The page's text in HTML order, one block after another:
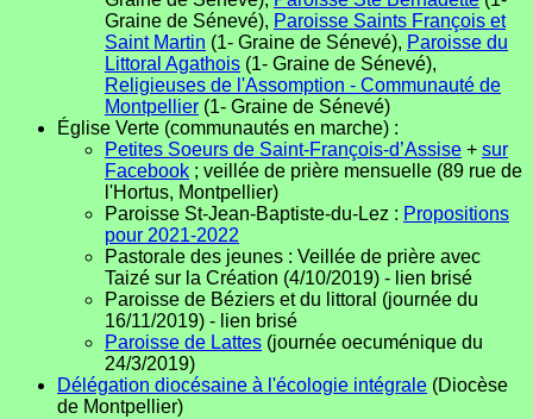
Graine de Sénevé), Paroisse Saints François et
Saint Martin (1- Graine de Sénevé), Paroisse du
Littoral Agathois (1- Graine de Sénevé),
Religieuses de l'Assomption - Communauté de
Montpellier (1- Graine de Sénevé)
Église Verte (communautés en marche) :
Petites Soeurs de Saint-François-d’Assise + sur
Facebook ; veillée de prière mensuelle (89 rue de
l'Hortus, Montpellier)
Paroisse St-Jean-Baptiste-du-Lez : Propositions
pour 2021-2022
Pastorale des jeunes : Veillée de prière avec
Taizé sur la Création (4/10/2019) - lien brisé
Paroisse de Béziers et du littoral (journée du
16/11/2019) - lien brisé
Paroisse de Lattes (journée oecuménique du
24/3/2019)
Délégation diocésaine à l'écologie intégrale (Diocèse
de Montpellier)